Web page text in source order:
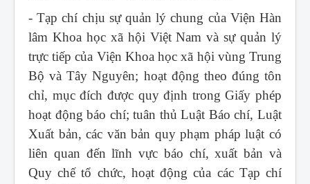
- Tạp chí chịu sự quản lý chung của Viện Hàn
lâm Khoa học xã hội Việt Nam và sự quản lý
trực tiếp của Viện Khoa học xã hội vùng Trung
Bộ và Tây Nguyên; hoạt động theo đúng tôn
chỉ, mục đích được quy định trong Giấy phép
hoạt động báo chí; tuân thủ Luật Báo chí, Luật
Xuất bản, các văn bản quy phạm pháp luật có
liên quan đến lĩnh vực báo chí, xuất bản và
Quy chế tổ chức, hoạt động của các Tạp chí